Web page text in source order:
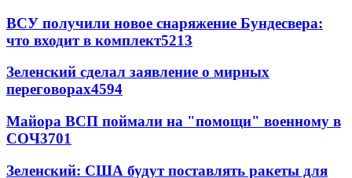
ВСУ получили новое снаряжение Бундесвера:
что входит в комплект5213
Зеленский сделал заявление о мирных
переговорах4594
Майора ВСП поймали на "помощи" военному в
СОЧ3701
Зеленский: США будут поставлять ракеты для